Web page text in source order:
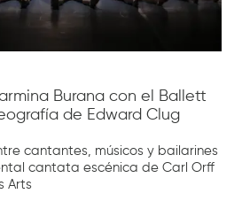
Burana con el Ballett
de Edward Clug
cantantes, músicos y bailarines
cantata escénica de Carl Orff
Arts